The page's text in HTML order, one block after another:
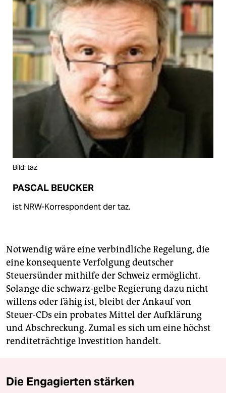
Bild: taz
PASCAL BEUCKER
ist NRW-Korrespondent der taz.
Notwendig wäre eine verbindliche Regelung, die
eine konsequente Verfolgung deutscher
Steuersünder mithilfe der Schweiz ermöglicht.
Solange die schwarz-gelbe Regierung dazu nicht
willens oder fähig ist, bleibt der Ankauf von
Steuer-CDs ein probates Mittel der Aufklärung
und Abschreckung. Zumal es sich um eine höchst
renditeträchtige Investition handelt.
Die Engagierten stärken